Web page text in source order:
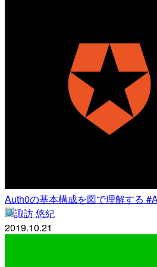
Auth0の基本構成を図で理解する
諏訪 悠紀
2019.10.21